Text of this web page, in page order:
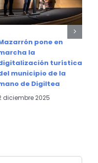
pone en
la
turística
municipio de la
de Digiltea
diciembre 2025